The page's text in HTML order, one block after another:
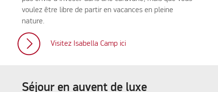
voulez être libre de partir en vacances en pleine
nature.
Visitez Isabella Camp ici
Séjour en auvent de luxe